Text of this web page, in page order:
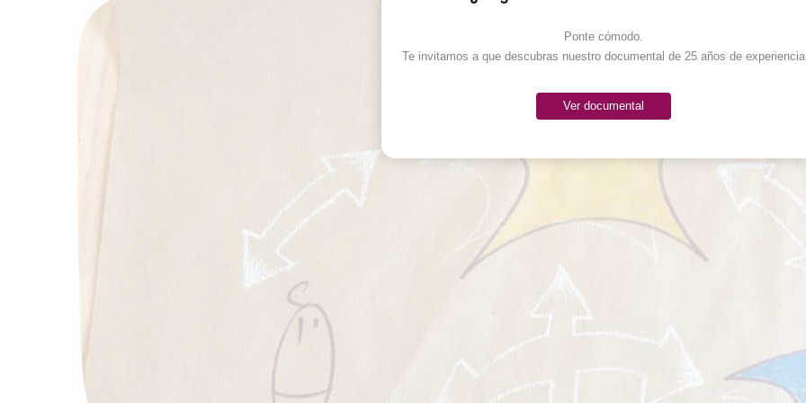
Ponte cómodo.
Te invitamos a que descubras nuestro documental de 25 años de
Ver documental